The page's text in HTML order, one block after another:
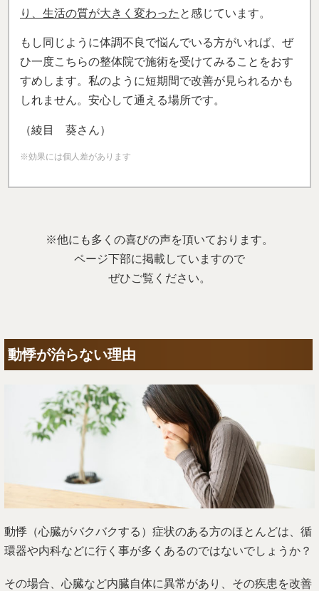
り、生活の質が大きく変わった と感じています。
もし同じように体調不良で悩んでいる方がいれば、ぜ
ひ一度こちらの整体院で施術を受けてみることをおす
すめします。私のように短期間で改善が見られるかも
しれません。安心して通える場所です。
（綾目 葵さん）
※効果には個人差があります
※他にも多くの喜びの声を頂いております。
ページ下部に掲載していますので
ぜひご覧ください。
動悸が治らない理由
動悸（心臓がバクバクする）症状のある方のほとんどは、循
環器や内科などに行く事が多くあるのではないでしょうか？
その場合、心臓など内臓自体に異常があり、その疾患を改善